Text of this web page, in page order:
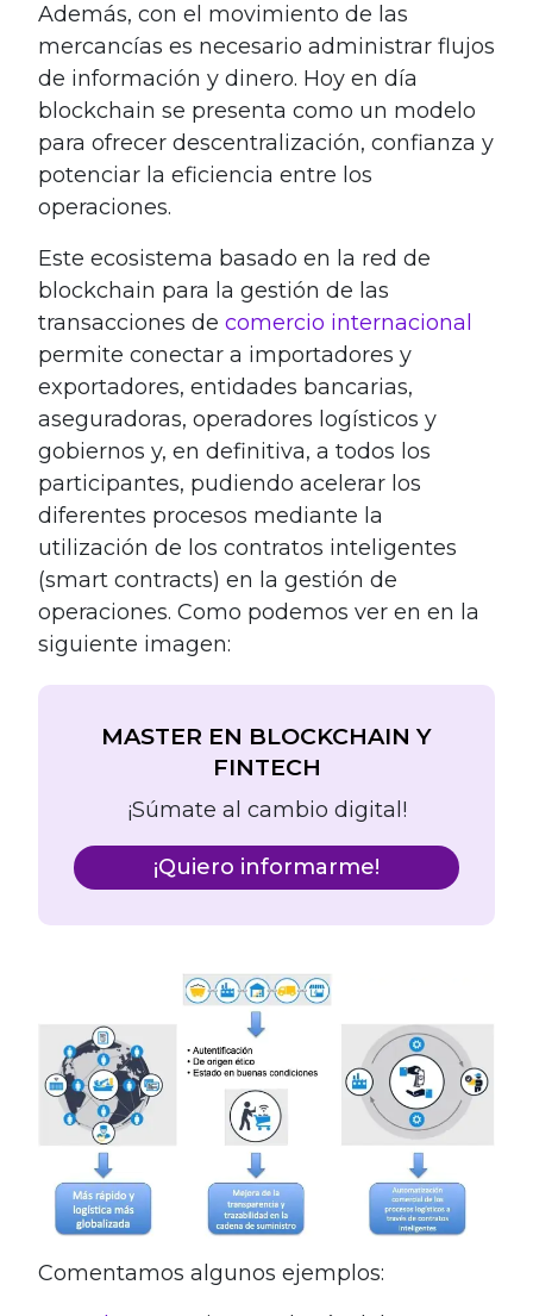
Además, con el movimiento de las
mercancías es necesario administrar flujos
de información y dinero. Hoy en día
blockchain se presenta como un modelo
para ofrecer descentralización, confianza y
potenciar la eficiencia entre los
operaciones.
Este ecosistema basado en la red de
blockchain para la gestión de las
transacciones de comercio internacional
permite conectar a importadores y
exportadores, entidades bancarias,
aseguradoras, operadores logísticos y
gobiernos y, en definitiva, a todos los
participantes, pudiendo acelerar los
diferentes procesos mediante la
utilización de los contratos inteligentes
(smart contracts) en la gestión de
operaciones. Como podemos ver en en la
siguiente imagen:
MASTER EN BLOCKCHAIN Y
FINTECH
¡Súmate al cambio digital!
¡Quiero informarme!
Comentamos algunos ejemplos: